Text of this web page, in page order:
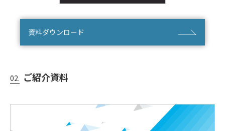
資料ダウンロード
02. ご紹介資料